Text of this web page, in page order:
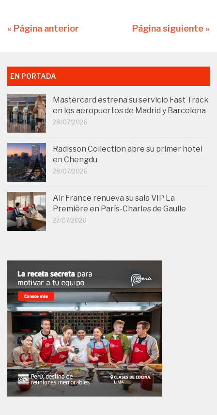
« Página anterior Página siguiente »
EN PORTADA
Mastercard estrena su servicio Fast Track
en los aeropuertos de Madrid y Barcelona
28/07/2026
Radisson Collection abre su primer hotel
en Chengdu
28/07/2026
Air France renueva su sala VIP La
Première en París-Charles de Gaulle
27/07/2026